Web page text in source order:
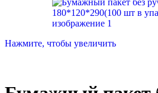
Нажмите, чтобы увеличить